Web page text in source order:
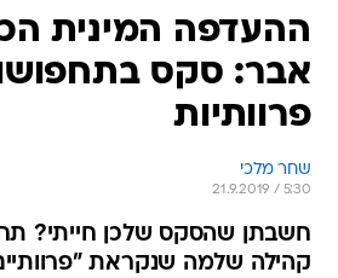
ההעדפה המינית
אבר: סקס
פרוותיות
שחר מלכי
21.9.2019 / 5:30
חשבתן שהסקס שלכן חייתי?
קהילה שלמה שנקראת